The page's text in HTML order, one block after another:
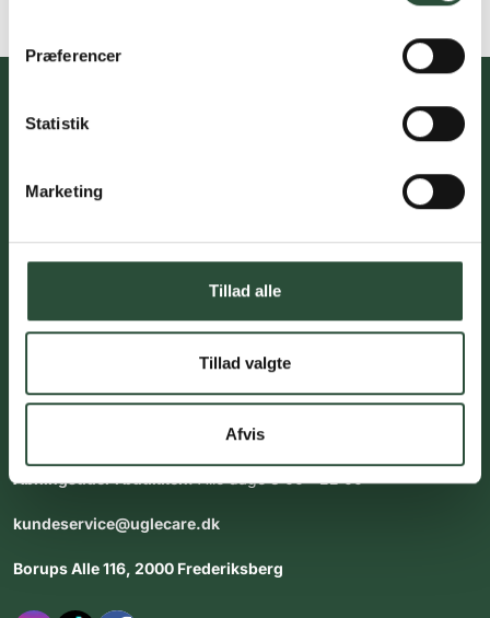
Præferencer
Statistik
Marketing
Tillad alle
Tillad valgte
Afvis
rådgivning
Vores team af uddannede medarbejdere står klar til at hjælpe
Åbningstider i butikken:Alle dage 8:00 - 22:00
kundeservice@uglecare.dk
Borups Alle 116, 2000 Frederiksberg